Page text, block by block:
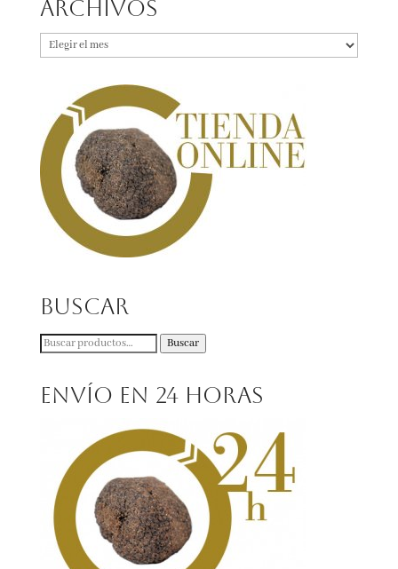
Archivos
Archivos
Buscar
Buscar
Buscar
Envío en 24 horas